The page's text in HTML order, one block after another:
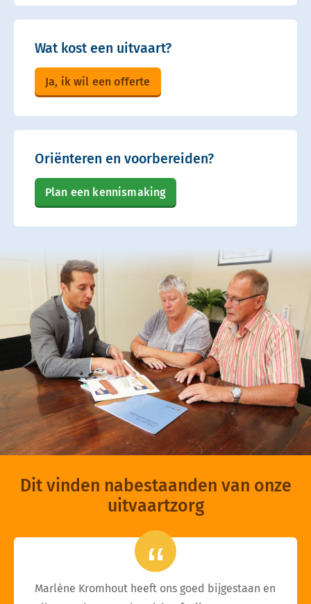
Wat kost een uitvaart?
Ja, ik wil een offerte
Oriënteren en voorbereiden?
Plan een kennismaking
Dit vinden nabestaanden van onze
uitvaartzorg
Marlène Kromhout heeft ons goed bijgestaan en